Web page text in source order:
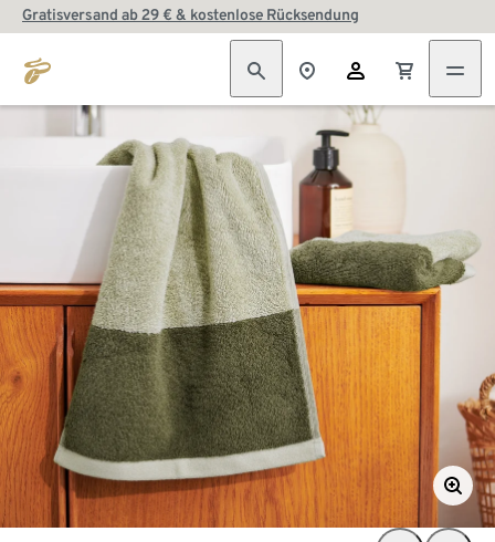
Gratisversand ab 29 € & kostenlose Rücksendung